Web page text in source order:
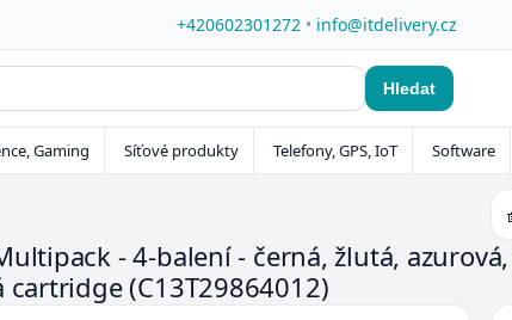
+420602301272 • info@itdelivery.cz
Hledat
Gaming Síťové produkty Telefony, GPS, IoT Software
- 4-balení - černá, žlutá,
cartridge(C13T29864012)